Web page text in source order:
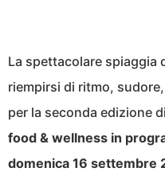
La spettacolare spiaggia
riempirsi di ritmo,
per la seconda edizione di
food & wellness in
domenica 16 settembre